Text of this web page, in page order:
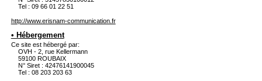
Tel : 09 66 01 22 51
http://www.erisnam-communication.fr
• Hébergement
Ce site est hébergé par:
OVH - 2, rue Kellermann
59100 ROUBAIX
N° Siret : 42476141900045
Tel : 08 203 203 63